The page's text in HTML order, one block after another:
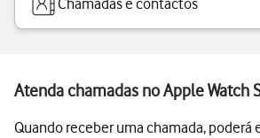
Chamadas e contactos
Atenda chamadas no Apple Watch
Quando receber uma chamada, poderá